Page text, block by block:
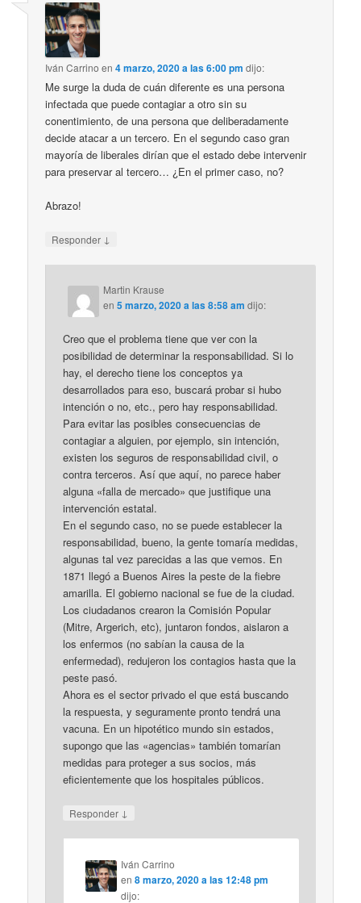
Iván Carrino en4 marzo, 2020 a las 6:00 pm dijo:
Me surge la duda de cuán diferente es una persona
infectada que puede contagiar a otro sin su
conentimiento, de una persona que deliberadamente
decide atacar a un tercero. En el segundo caso gran
mayoría de liberales dirían que el estado debe intervenir
para preservar al tercero… ¿En el primer caso, no?
Abrazo!
Responder ↓
Martin Krause
en5 marzo, 2020 a las 8:58 am dijo:
Creo que el problema tiene que ver con la
posibilidad de determinar la responsabilidad. Si lo
hay, el derecho tiene los conceptos ya
desarrollados para eso, buscará probar si hubo
intención o no, etc., pero hay responsabilidad.
Para evitar las posibles consecuencias de
contagiar a alguien, por ejemplo, sin intención,
existen los seguros de responsabilidad civil, o
contra terceros. Así que aquí, no parece haber
alguna «falla de mercado» que justifique una
intervención estatal.
En el segundo caso, no se puede establecer la
responsabilidad, bueno, la gente tomaría medidas,
algunas tal vez parecidas a las que vemos. En
1871 llegó a Buenos Aires la peste de la fiebre
amarilla. El gobierno nacional se fue de la ciudad.
Los ciudadanos crearon la Comisión Popular
(Mitre, Argerich, etc), juntaron fondos, aislaron a
los enfermos (no sabían la causa de la
enfermedad), redujeron los contagios hasta que la
peste pasó.
Ahora es el sector privado el que está buscando
la respuesta, y seguramente pronto tendrá una
vacuna. En un hipotético mundo sin estados,
supongo que las «agencias» también tomarían
medidas para proteger a sus socios, más
eficientemente que los hospitales públicos.
Responder ↓
Iván Carrino
en8 marzo, 2020 a las 12:48 pm
dijo: